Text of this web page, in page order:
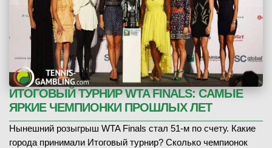
ИТОГОВЫЙ ТУРНИР WTA FINALS: САМЫЕ
ЯРКИЕ ЧЕМПИОНКИ ПРОШЛЫХ ЛЕТ
Нынешний розыгрыш WTA Finals стал 51-м по счету. Какие
города принимали Итоговый турнир? Сколько чемпионок